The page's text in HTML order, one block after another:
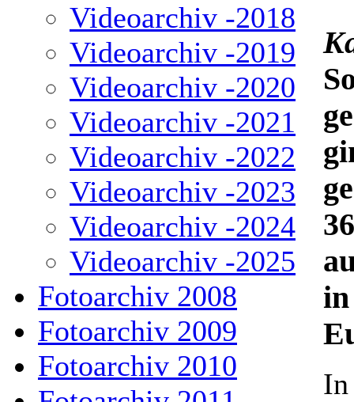
Videoarchiv -2018
Videoarchiv -2019
Videoarchiv -2020
Videoarchiv -2021
Videoarchiv -2022
Videoarchiv -2023
Videoarchiv -2024
Videoarchiv -2025
Fotoarchiv 2008
Fotoarchiv 2009
Fotoarchiv 2010
In